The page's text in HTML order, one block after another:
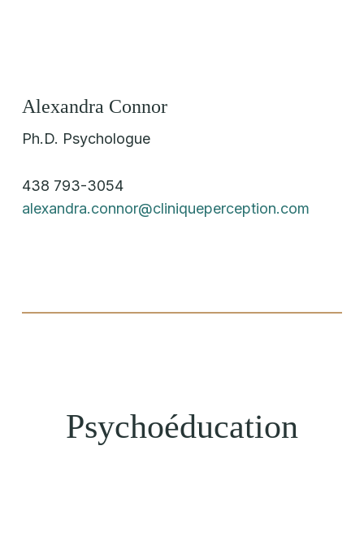
Alexandra Connor
Ph.D. Psychologue
438 793-3054
alexandra.connor@cliniqueperception.com
Psychoéducation